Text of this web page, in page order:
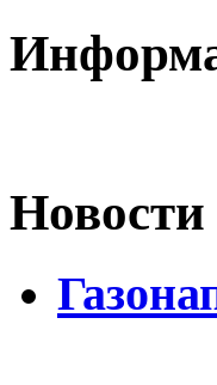
Новости